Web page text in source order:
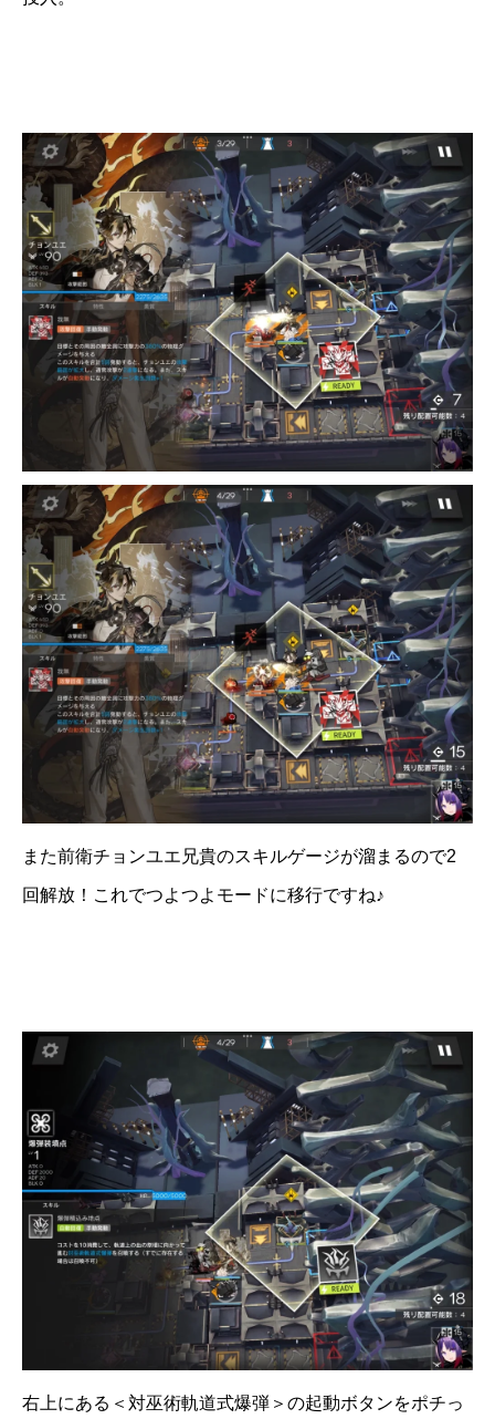
また前衛チョンユエ兄貴のスキルゲージが溜まるので2
回解放！これでつよつよモードに移行ですね♪
右上にある＜対巫術軌道式爆弾＞の起動ボタンをポチっ